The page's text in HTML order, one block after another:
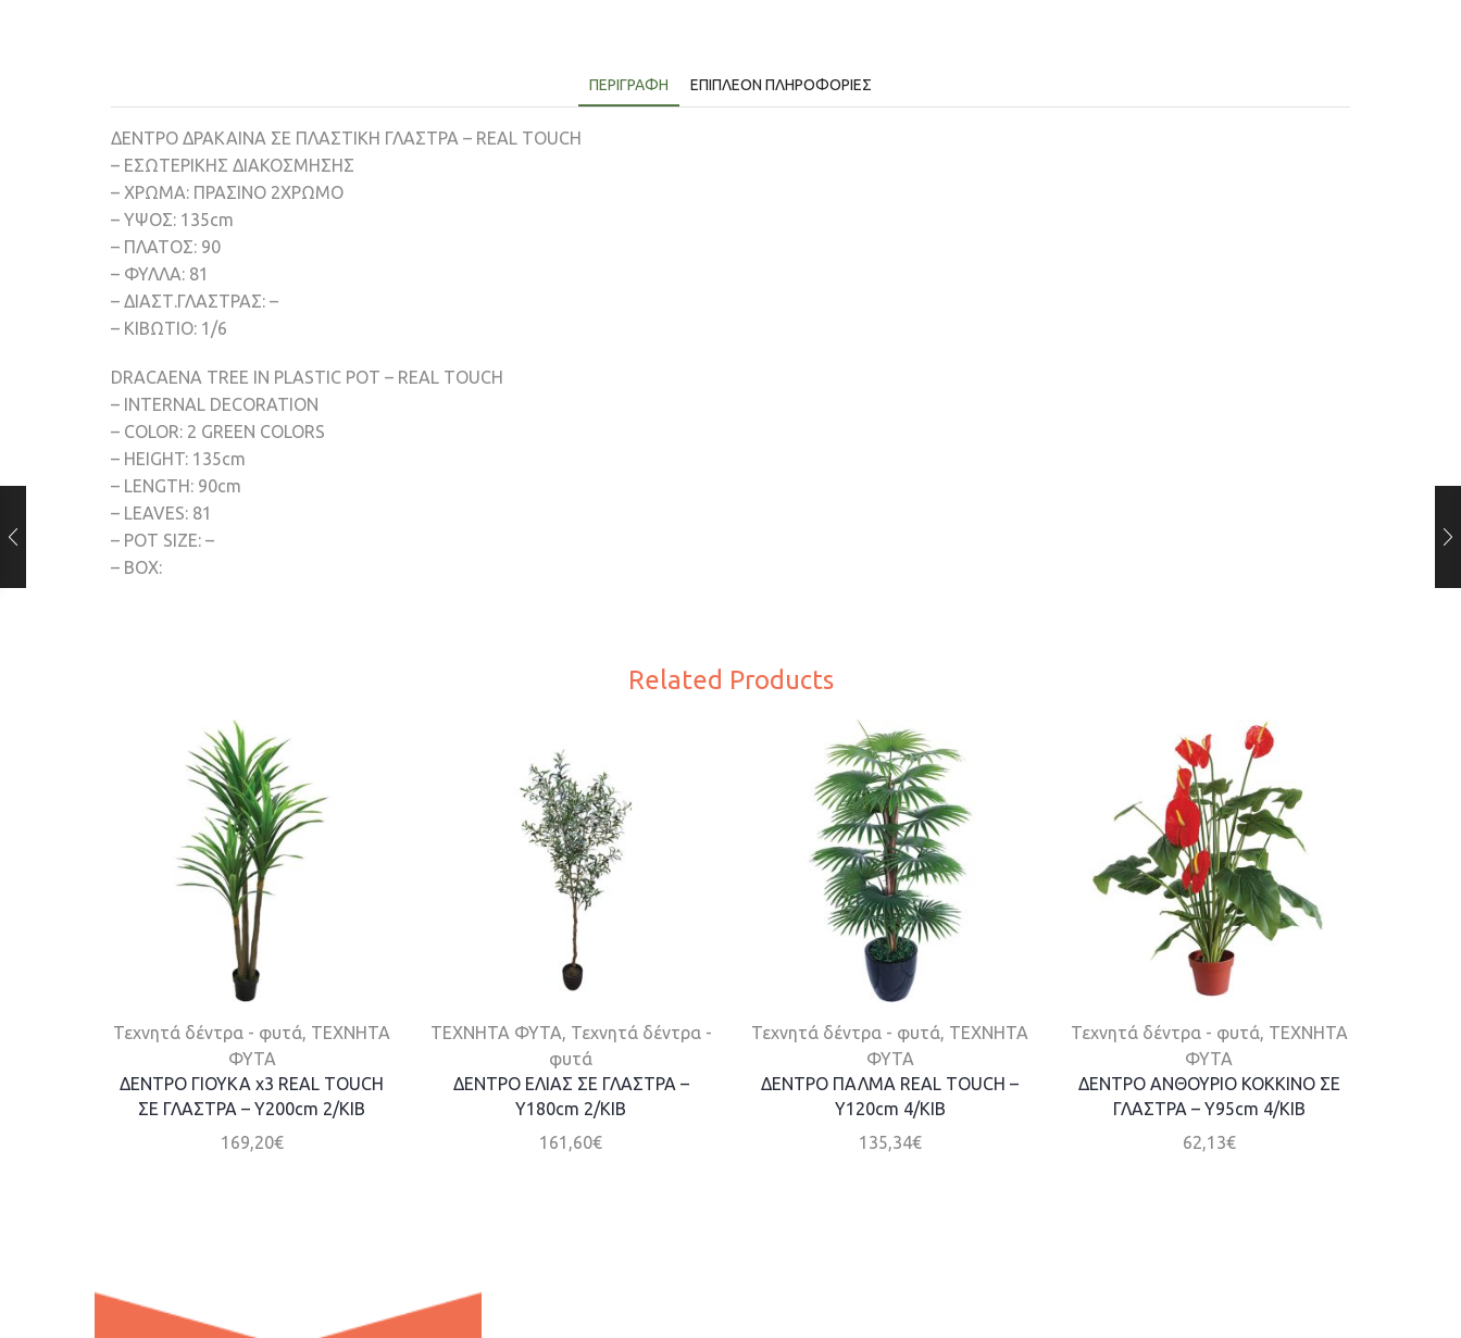
ΠΕΡΙΓΡΑΦΉ ΕΠΙΠΛΈΟΝ ΠΛΗΡΟΦΟΡΊΕΣ
ΔΕΝΤΡΟ ΔΡΑΚΑΙΝΑ ΣΕ ΠΛΑΣΤΙΚΗ ΓΛΑΣΤΡΑ – REAL TOUCH
– ΕΣΩΤΕΡΙΚΗΣ ΔΙΑΚΟΣΜΗΣΗΣ
– ΧΡΩΜΑ: ΠΡΑΣΙΝΟ 2ΧΡΩΜΟ
– ΥΨΟΣ: 135cm
– ΠΛΑΤΟΣ: 90
– ΦΥΛΛΑ: 81
– ΔΙΑΣΤ.ΓΛΑΣΤΡΑΣ: –
– ΚΙΒΩΤΙΟ: 1/6
DRACAENA TREE IN PLASTIC POT – REAL TOUCH
– INTERNAL DECORATION
– COLOR: 2 GREEN COLORS
– HEIGHT: 135cm
– LENGTH: 90cm
– LEAVES: 81
– POT SIZE: –
– BOX:
Related Products
Τεχνητά δέντρα - φυτά, ΤΕΧΝΗΤΑ
ΦΥΤΑ
ΔΕΝΤΡΟ ΓΙΟΥΚΑ x3 REAL TOUCH
ΣΕ ΓΛΑΣΤΡΑ – Y200cm 2/ΚΙΒ
169,20€
ΤΕΧΝΗΤΑ ΦΥΤΑ, Τεχνητά δέντρα -
φυτά
ΔΕΝΤΡΟ ΕΛΙΑΣ ΣΕ ΓΛΑΣΤΡΑ –
Υ180cm 2/ΚΙΒ
161,60€
Τεχνητά δέντρα - φυτά, ΤΕΧΝΗΤΑ
ΦΥΤΑ
ΔΕΝΤΡΟ ΠΑΛΜΑ REAL TOUCH –
Y120cm 4/ΚΙΒ
135,34€
Τεχνητά δέντρα - φυτά, ΤΕΧΝΗΤΑ
ΦΥΤΑ
ΔΕΝΤΡΟ ΑΝΘΟΥΡΙΟ ΚΟΚΚΙΝΟ ΣΕ
ΓΛΑΣΤΡΑ – Y95cm 4/ΚΙΒ
62,13€